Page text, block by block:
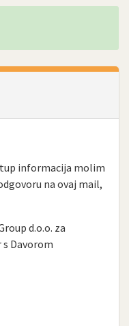
informacija molim
na ovaj mail,
d.o.o. za
Davorom